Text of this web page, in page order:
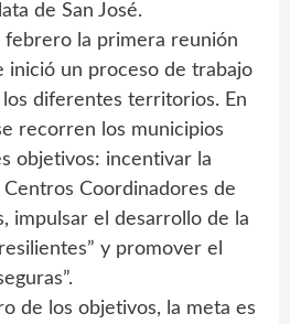
de San José.
febrero la primera reunión
inició un proceso de trabajo
diferentes territorios. En
recorren los municipios
objetivos: incentivar la
Coordinadores de
impulsar el desarrollo de la
y promover el
de los objetivos, la meta es